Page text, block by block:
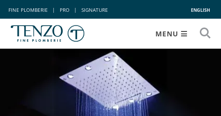
FINE PLOMBERIE | PRO | SIGNATURE ENGLISH
MENU